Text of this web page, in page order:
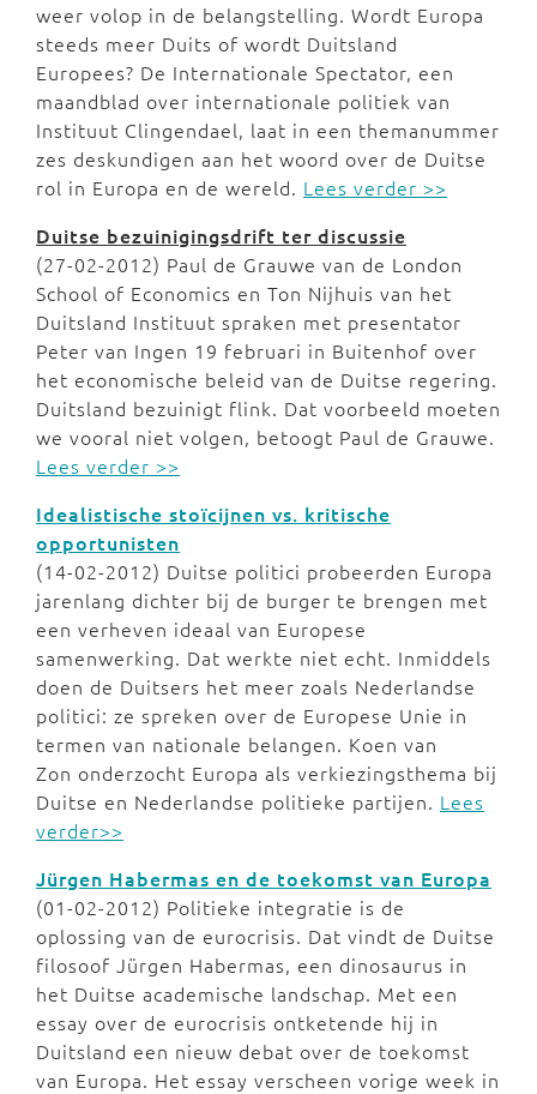
weer volop in de belangstelling. Wordt Europa
steeds meer Duits of wordt Duitsland
Europees? De Internationale Spectator, een
maandblad over internationale politiek van
Instituut Clingendael, laat in een themanummer
zes deskundigen aan het woord over de Duitse
rol in Europa en de wereld. Lees verder >>
Duitse bezuinigingsdrift ter discussie
(27-02-2012) Paul de Grauwe van de London
School of Economics en Ton Nijhuis van het
Duitsland Instituut spraken met presentator
Peter van Ingen 19 februari in Buitenhof over
het economische beleid van de Duitse regering.
Duitsland bezuinigt flink. Dat voorbeeld moeten
we vooral niet volgen, betoogt Paul de Grauwe.
Lees verder >>
Idealistische stoïcijnen vs. kritische
opportunisten
(14-02-2012) Duitse politici probeerden Europa
jarenlang dichter bij de burger te brengen met
een verheven ideaal van Europese
samenwerking. Dat werkte niet echt. Inmiddels
doen de Duitsers het meer zoals Nederlandse
politici: ze spreken over de Europese Unie in
termen van nationale belangen. Koen van
Zon onderzocht Europa als verkiezingsthema bij
Duitse en Nederlandse politieke partijen. Lees
verder>>
Jürgen Habermas en de toekomst van Europa
(01-02-2012) Politieke integratie is de
oplossing van de eurocrisis. Dat vindt de Duitse
filosoof Jürgen Habermas, een dinosaurus in
het Duitse academische landschap. Met een
essay over de eurocrisis ontketende hij in
Duitsland een nieuw debat over de toekomst
van Europa. Het essay verscheen vorige week in